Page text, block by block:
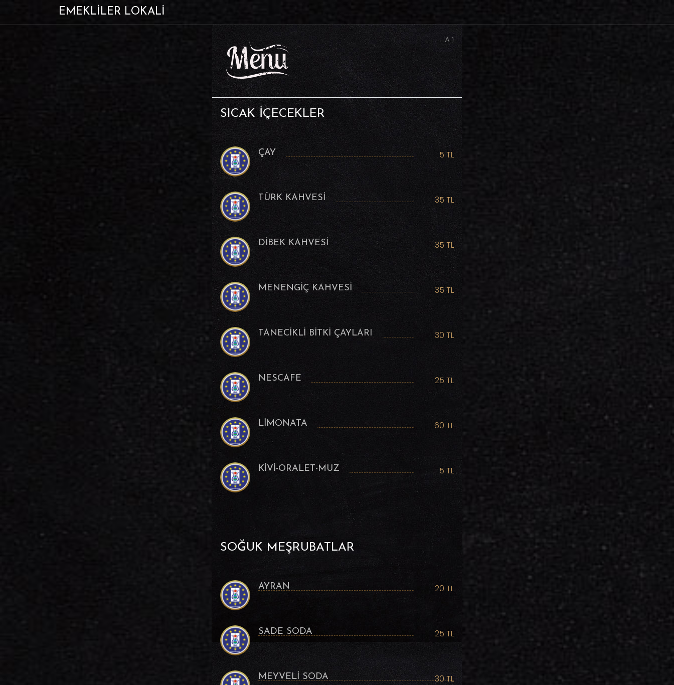
EMEKLİLER LOKALİ
A 1
SICAK İÇECEKLER
ÇAY 5 TL
TÜRK KAHVESİ 35 TL
DİBEK KAHVESİ 35 TL
MENENGİÇ KAHVESİ 35 TL
TANECİKLİ BİTKİ ÇAYLARI 30 TL
NESCAFE 25 TL
LİMONATA 60 TL
KİVİ-ORALET-MUZ 5 TL
SOĞUK MEŞRUBATLAR
AYRAN 20 TL
SADE SODA 25 TL
MEYVELİ SODA 30 TL